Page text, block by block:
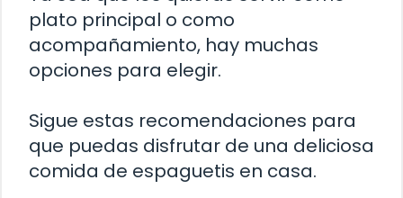
plato principal o como
acompañamiento, hay muchas
opciones para elegir.
Sigue estas recomendaciones para
que puedas disfrutar de una deliciosa
comida de espaguetis en casa.